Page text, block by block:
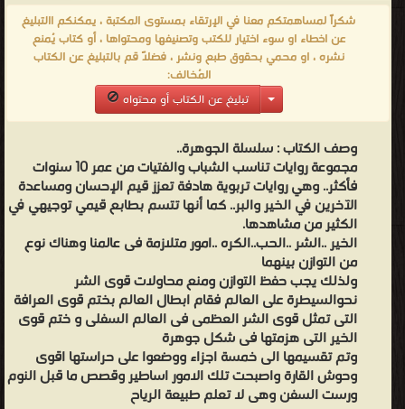
شكراً لمساهمتكم معنا في الإرتقاء بمستوى المكتبة ، يمكنكم االتبليغ
عن اخطاء او سوء اختيار للكتب وتصنيفها ومحتواها ، أو كتاب يُمنع
نشره ، او محمي بحقوق طبع ونشر ، فضلاً قم بالتبليغ عن الكتاب
المُخالف:
تبليغ عن الكتاب أو محتواه
وصف الكتاب :سلسلة الجوهرة..
مجموعة روايات تناسب الشباب والفتيات من عمر 10 سنوات
فأكثر.. وهي روايات تربوية هادفة تعزز قيم الإحسان ومساعدة
الآخرين في الخير والبر.. كما أنها تتسم بطابع قيمي توجيهي في
الكثير من مشاهدها.
الخير ..الشر ..الحب..الكره ..امور متلازمة فى عالمنا وهناك نوع
من التوازن بينهما
ولذلك يجب حفظ التوازن ومنع محاولات قوى الشر
نحوالسيطرة على العالم فقام ابطال العالم بختم قوى العرافة
التى تمثل قوى الشر العظمى فى العالم السفلى و ختم قوى
الخير التى هزمتها فى شكل جوهرة
وتم تقسيمها الى خمسة اجزاء ووضعوا على حراستها اقوى
وحوش القارة واصبحت تلك الامور اساطير وقصص ما قبل النوم
ورست السفن وهى لا تعلم طبيعة الرياح